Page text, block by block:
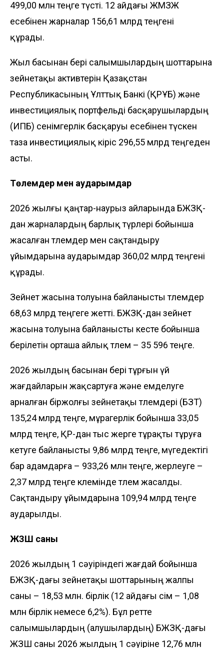
499,00 млн теңге түсті. 12 айдағы ЖМЗЖ
есебінен жарналар 156,61 млрд теңгені
құрады.
Жыл басынан бері салымшылардың шоттарына
зейнетақы активтерін Қазақстан
Республикасының Ұлттық Банкі (ҚРҰБ) және
инвестициялық портфельді басқарушылардың
(ИПБ) сенімгерлік басқаруы есебінен түскен
таза инвестициялық кіріс 296,55 млрд теңгеден
асты.
Төлемдер мен аударымдар
2026 жылғы қаңтар-наурыз айларында БЖЗҚ-
дан жарналардың барлық түрлері бойынша
жасалған төлемдер мен сақтандыру
ұйымдарына аударымдар 360,02 млрд теңгені
құрады.
Зейнет жасына толуына байланысты төлемдер
68,63 млрд теңгеге жетті. БЖЗҚ-дан зейнет
жасына толуына байланысты кесте бойынша
берілетін орташа айлық төлем – 35 596 теңге.
2026 жылдың басынан бері тұрғын үй
жағдайларын жақсартуға және емделуге
арналған біржолғы зейнетақы төлемдері (БЗТ)
135,24 млрд теңге, мұрагерлік бойынша 33,05
млрд теңге, ҚР-дан тыс жерге тұрақты тұруға
кетуге байланысты 9,86 млрд теңге, мүгедектігі
бар адамдарға – 933,26 млн теңге, жерлеуге –
2,37 млрд теңге көлемінде төлем жасалды.
Сақтандыру ұйымдарына 109,94 млрд теңге
аударылды.
ЖЗШ саны
2026 жылдың 1 сәуіріндегі жағдай бойынша
БЖЗҚ-дағы зейнетақы шоттарының жалпы
саны – 18,53 млн. бірлік (12 айдағы өсім – 1,08
млн бірлік немесе 6,2%). Бұл ретте
салымшылардың (алушылардың) БЖЗҚ-дағы
ЖЗШ саны 2026 жылдың 1 сәуіріне 12,76 млн